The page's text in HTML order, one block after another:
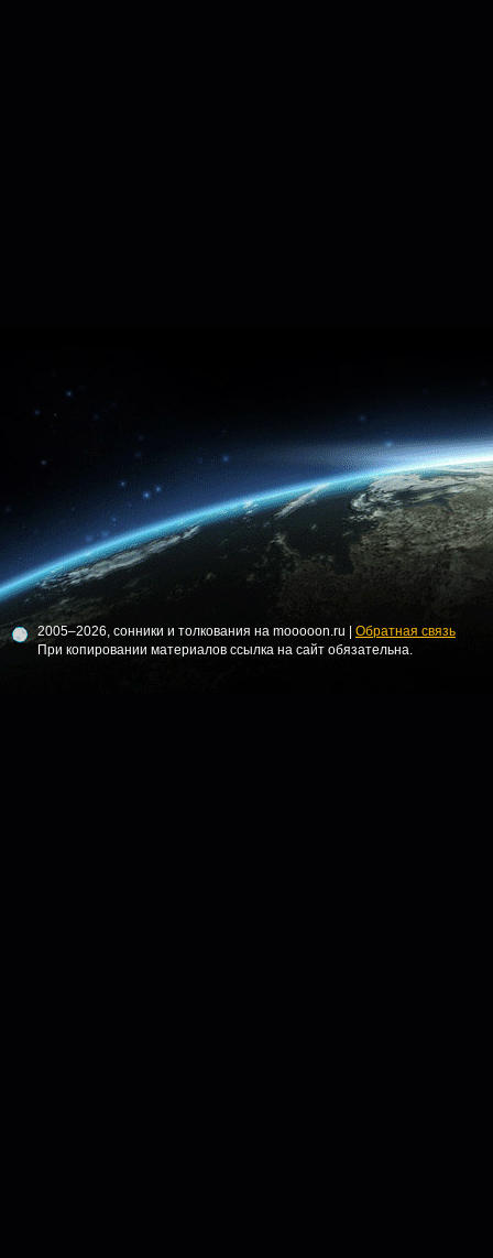
2005–2026, сонники и толкования на mooooon.ru | Обратная связь
При копировании материалов ссылка на сайт обязательна.